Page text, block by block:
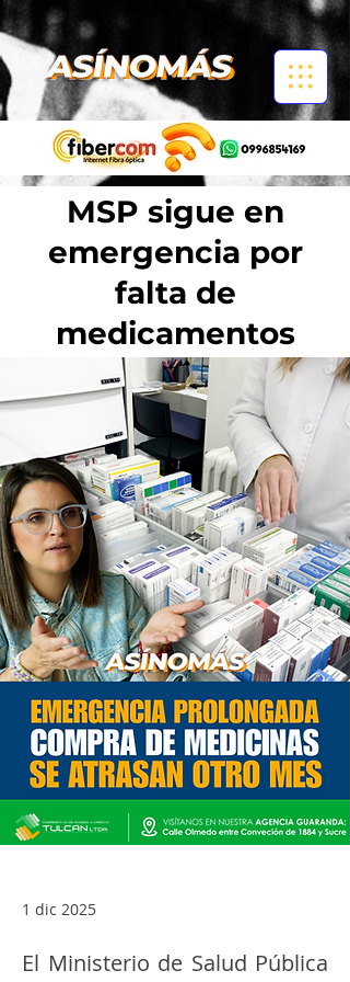
MSP sigue en
emergencia por
falta de
medicamentos
1 dic 2025
El Ministerio de Salud Pública